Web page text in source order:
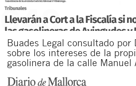
Buades Legal consultado por
sobre los intereses de la
gasolinera de la calle Manuel